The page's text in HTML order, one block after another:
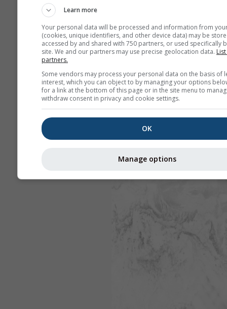
Learn more
Your personal data will be processed and information from
(cookies, unique identifiers, and other device data) may be
accessed by and shared with 750 partners, or used specifically
site. We and our partners may use precise geolocation data.
partners.
Some vendors may process your personal data on the basis of
interest, which you can object to by managing your options
for a link at the bottom of this page or in the site menu to
withdraw consent in privacy and cookie settings.
OK
Manage options